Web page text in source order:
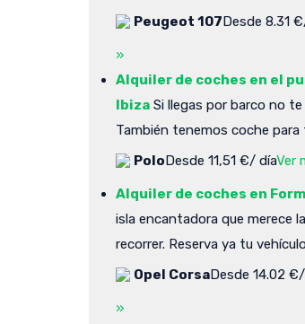
Peugeot 107Desde 8.31
»
Alquiler de coches en el
Ibiza Si llegas por barco no
También tenemos coche para
PoloDesde 11,51 €/ díaVer
Alquiler de coches en
isla encantadora que merece
recorrer. Reserva ya tu
Opel CorsaDesde 14.02
»